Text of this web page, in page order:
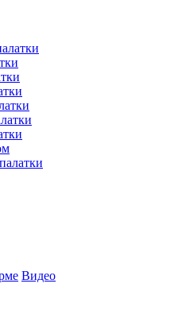
Видео